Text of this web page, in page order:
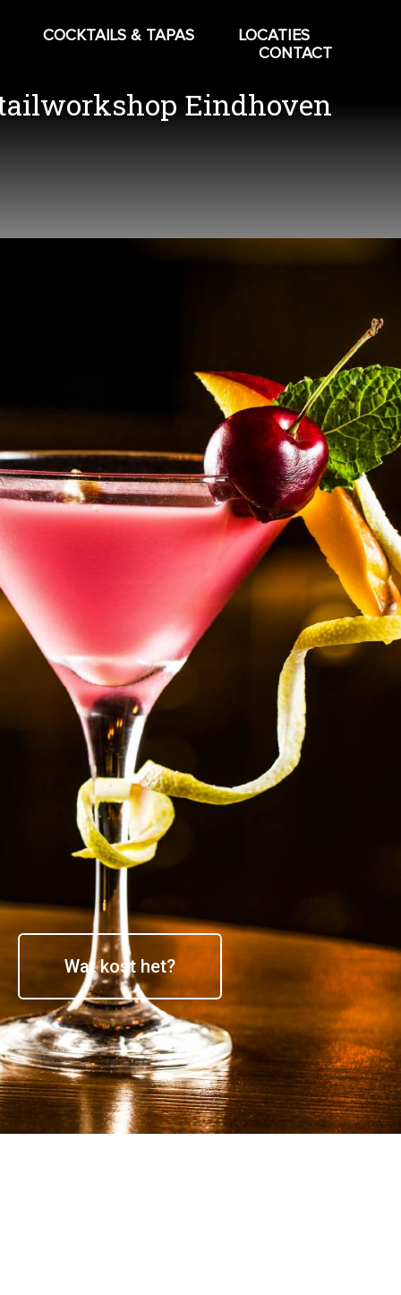
COCKTAILS & TAPAS
LOCATIES
CONTACT
Eindhoven
Wat kost het?